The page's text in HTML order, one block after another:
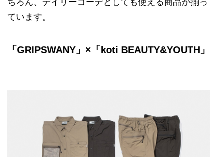
ちろん、デイリーコーデとしても使える商品が揃っ
ています。
「GRIPSWANY」×「koti BEAUTY&YOUTH」